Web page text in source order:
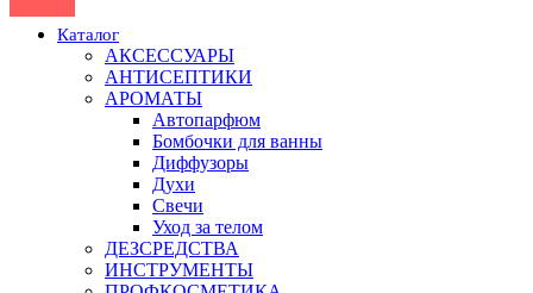
Каталог
АКСЕССУАРЫ
АНТИСЕПТИКИ
АРОМАТЫ
Автопарфюм
Бомбочки для ванны
Диффузоры
Духи
Свечи
Уход за телом
ДЕЗСРЕДСТВА
ИНСТРУМЕНТЫ